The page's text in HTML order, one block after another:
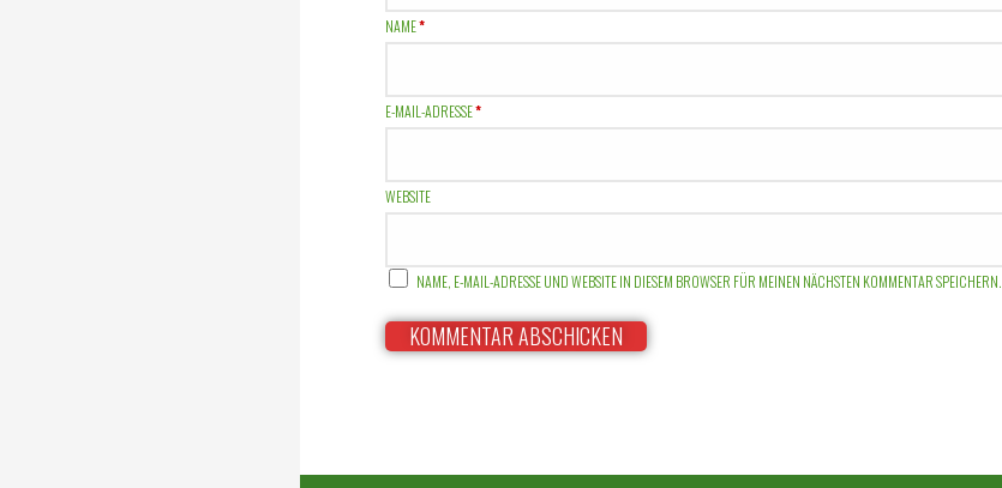
NAME*
E-MAIL-ADRESSE*
WEBSITE
NAME, E-MAIL-ADRESSE UND WEBSITE IN DIESEM BROWSER FÜR MEINEN NÄCHSTEN KOMMENTAR SPEICHERN.